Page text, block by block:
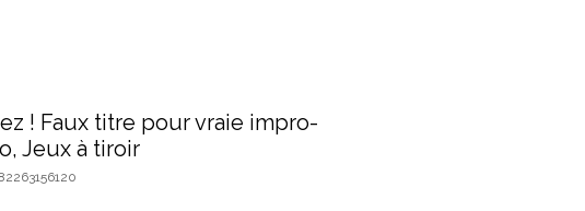
! Faux titre pour vraie impro-
Jeux à tiroir